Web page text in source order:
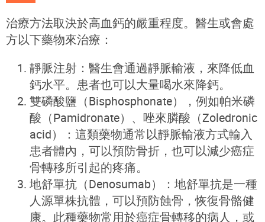
治療方法取決於高血鈣的嚴重程度。醫生或會處
方以下藥物來治療：
靜脈注射：醫生會通過靜脈輸液，來降低血
鈣水平。患者也可以大量喝水來降鈣。
雙磷酸鹽（Bisphosphonate），例如帕米磷
酸（Pamidronate）、唑來膦酸（Zoledronic
acid）：這類藥物通常以靜脈輸液方式輸入
患者體內，可以預防骨折，也可以減少癌症
骨轉移所引起的疼痛。
地舒單抗（Denosumab）：地舒單抗是一種
人源單株抗體，可以預防蝕骨，恢復骨骼健
康。此種藥物常用於癌症骨轉移的病人，或